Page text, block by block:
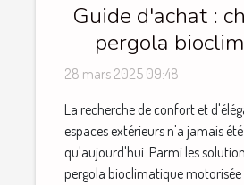
Guide d'achat :
pergola
motorisée et ses
28 mars 2025 09:48
La recherche de confort et
espaces extérieurs n'a jamais
qu'aujourd'hui. Parmi les
pergola bioclimatique